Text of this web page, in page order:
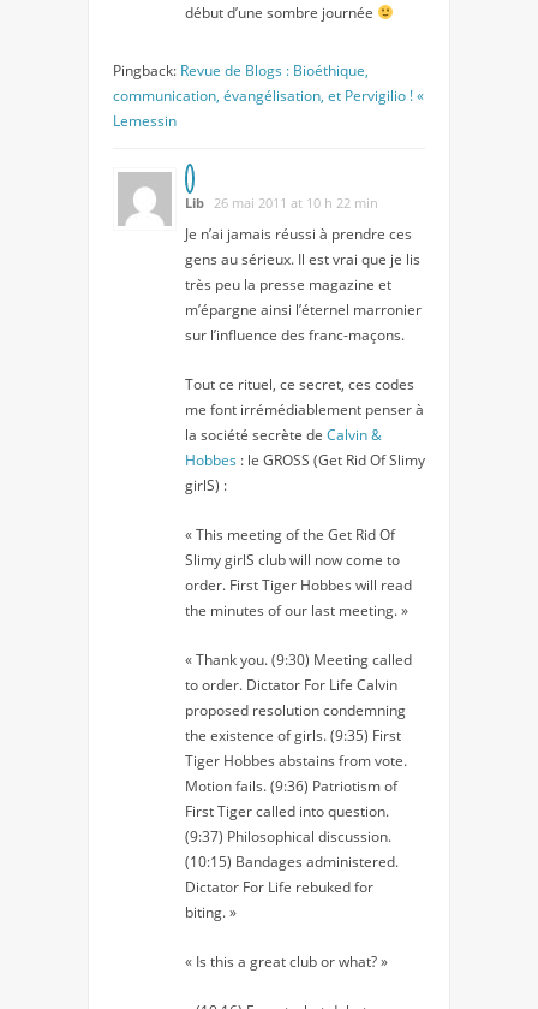
début d’une sombre journée
Pingback: Revue de Blogs : Bioéthique,
communication, évangélisation, et Pervigilio ! «
Lemessin
Lib 26 mai 2011 at 10 h 22 min
Je n’ai jamais réussi à prendre ces
gens au sérieux. Il est vrai que je lis
très peu la presse magazine et
m’épargne ainsi l’éternel marronier
sur l’influence des franc-maçons.
Tout ce rituel, ce secret, ces codes
me font irrémédiablement penser à
la société secrète de Calvin &
Hobbes : le GROSS (Get Rid Of Slimy
girlS) :
« This meeting of the Get Rid Of
Slimy girlS club will now come to
order. First Tiger Hobbes will read
the minutes of our last meeting. »
« Thank you. (9:30) Meeting called
to order. Dictator For Life Calvin
proposed resolution condemning
the existence of girls. (9:35) First
Tiger Hobbes abstains from vote.
Motion fails. (9:36) Patriotism of
First Tiger called into question.
(9:37) Philosophical discussion.
(10:15) Bandages administered.
Dictator For Life rebuked for
biting. »
« Is this a great club or what? »